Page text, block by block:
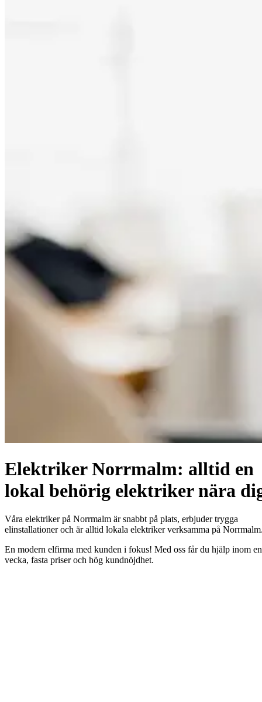
Elektriker Norrmalm: alltid en
lokal behörig elektriker nära
Våra elektriker på Norrmalm är snabbt på plats, erbjuder trygga
elinstallationer och är alltid lokala elektriker verksamma på
En modern elfirma med kunden i fokus! Med oss får du hjälp inom en
vecka, fasta priser och hög kundnöjdhet.